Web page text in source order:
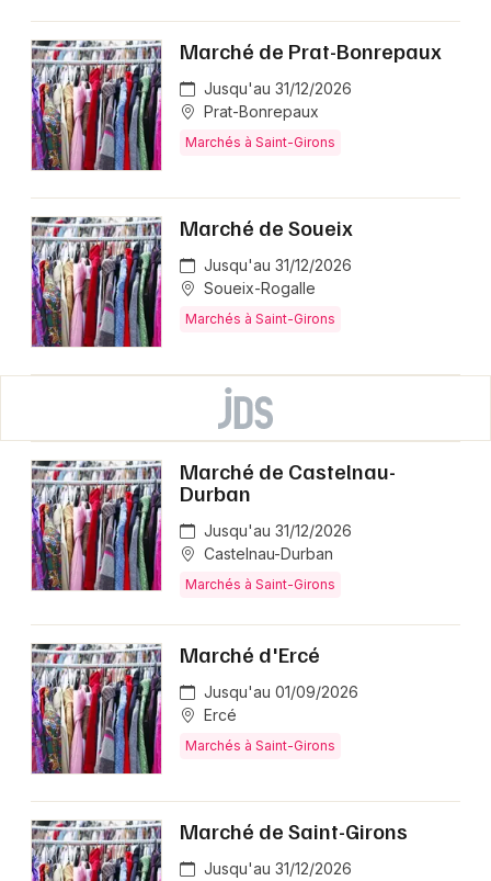
Marché de Prat-Bonrepaux
Jusqu'au 31/12/2026
Prat-Bonrepaux
Marchés à Saint-Girons
Marché de Soueix
Jusqu'au 31/12/2026
Soueix-Rogalle
Marchés à Saint-Girons
Marché de Castelnau-
Durban
Jusqu'au 31/12/2026
Castelnau-Durban
Marchés à Saint-Girons
Marché d'Ercé
Jusqu'au 01/09/2026
Ercé
Marchés à Saint-Girons
Marché de Saint-Girons
Jusqu'au 31/12/2026